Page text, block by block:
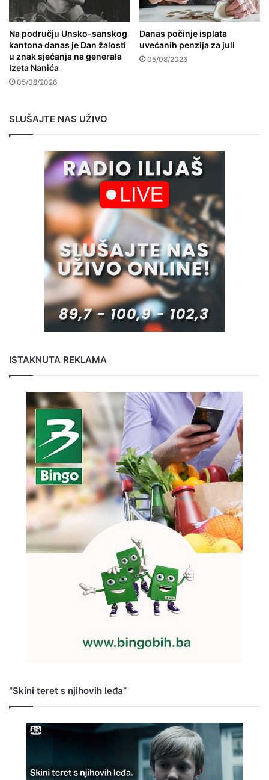
Na području Unsko-sanskog
kantona danas je Dan žalosti
u znak sjećanja na generala
Izeta Nanića
05/08/2026
Danas počinje isplata
uvećanih penzija za juli
05/08/2026
SLUŠAJTE NAS UŽIVO
ISTAKNUTA REKLAMA
“Skini teret s njihovih leđa”